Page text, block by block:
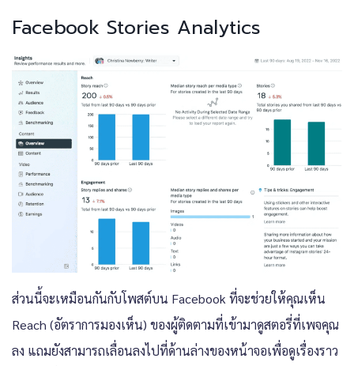
Facebook Stories Analytics
ส่วนนี้จะเหมือนกันกับโพสต์บน Facebook ที่จะช่วยให้คุณเห็น
Reach (อัตราการมองเห็น) ของผู้ติดตามที่เข้ามาดูสตอรี่ที่เพจคุณ
ลง แถมยังสามารถเลื่อนลงไปที่ด้านล่างของหน้าจอเพื่อดูเรื่องราว